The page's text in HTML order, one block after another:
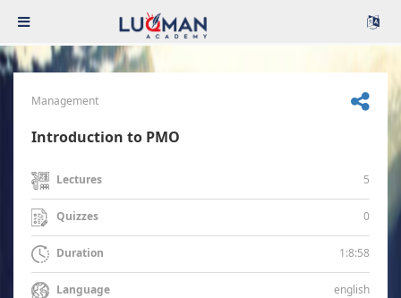
Management
Introduction to PMO
Lectures 5
Quizzes 0
Duration 1:8:58
Language english